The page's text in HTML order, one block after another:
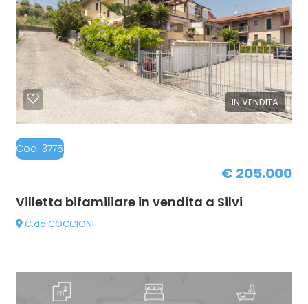
IN VENDITA
Cod. 37751031-PE59
€ 205.000
Villetta bifamiliare in vendita a Silvi
C.da COCCIONI